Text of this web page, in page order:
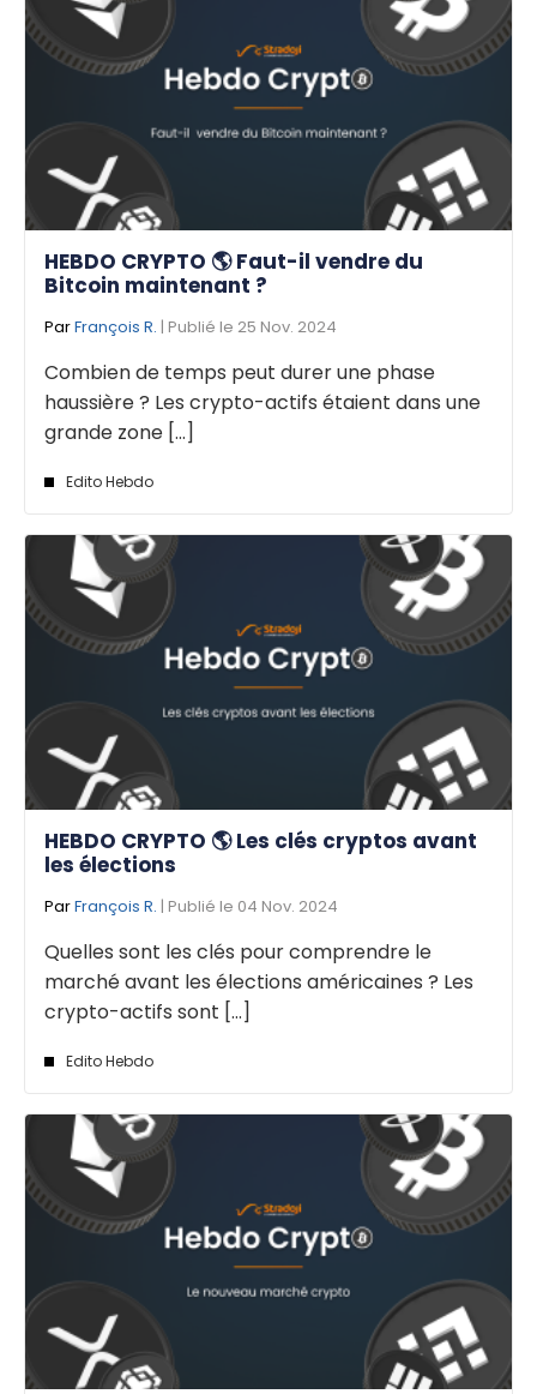
HEBDO CRYPTO 🌎 Faut-il vendre du
Bitcoin maintenant ?
ParFrançois R. | Publié le 25 Nov. 2024
Combien de temps peut durer une phase
haussière ? Les crypto-actifs étaient dans une
grande zone [...]
Edito Hebdo
HEBDO CRYPTO 🌎 Les clés cryptos avant
les élections
ParFrançois R. | Publié le 04 Nov. 2024
Quelles sont les clés pour comprendre le
marché avant les élections américaines ? Les
crypto-actifs sont [...]
Edito Hebdo